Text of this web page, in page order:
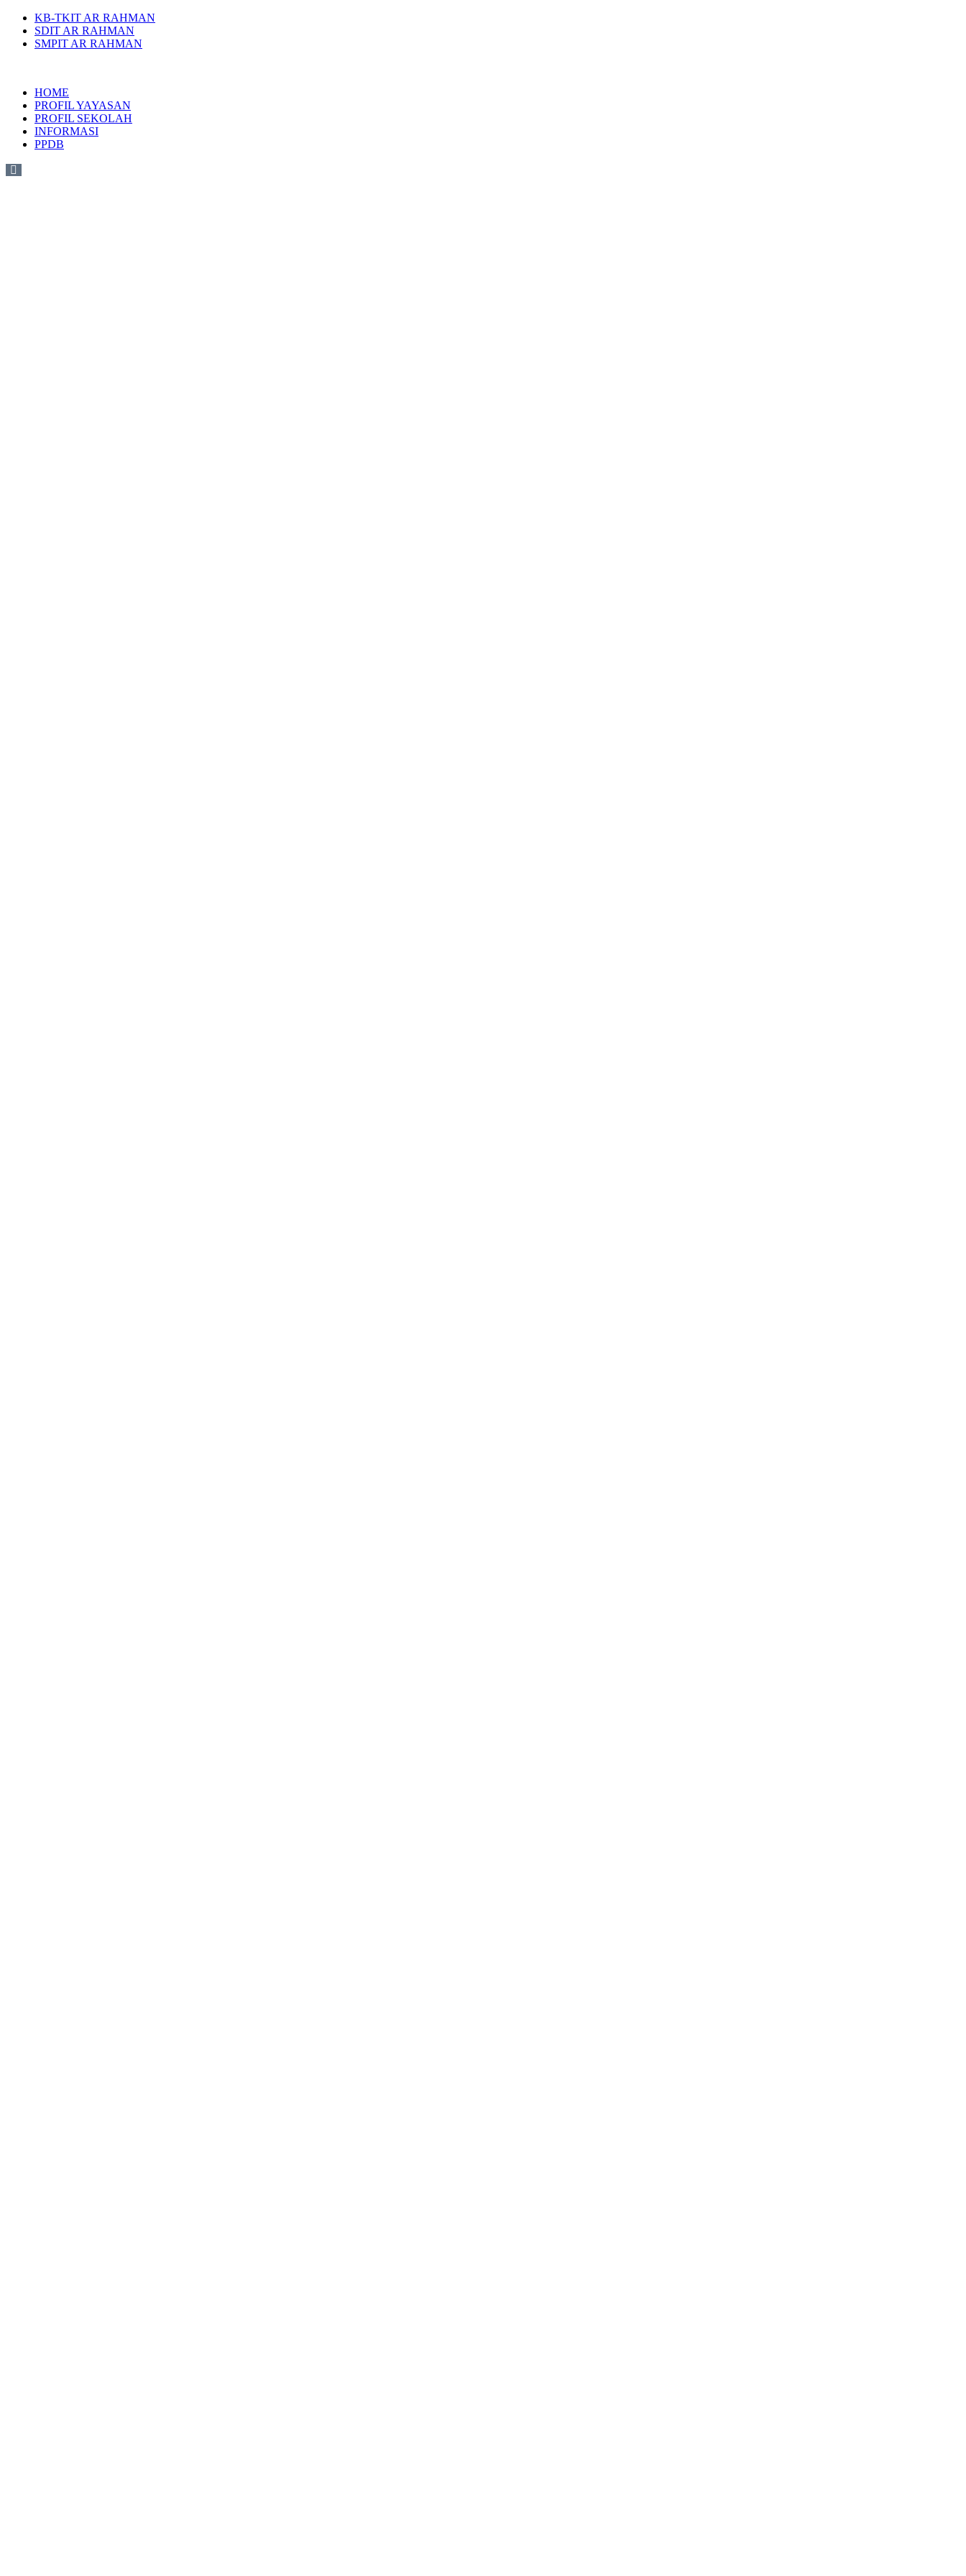
KB-TKIT AR RAHMAN
SDIT AR RAHMAN
SMPIT AR RAHMAN
HOME
PROFIL YAYASAN
PROFIL SEKOLAH
INFORMASI
PPDB